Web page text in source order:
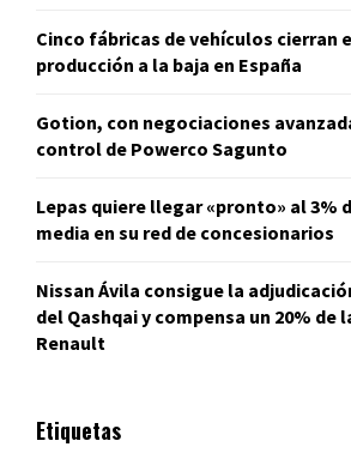
Cinco fábricas de vehículos cierran
producción a la baja en España
Gotion, con negociaciones
control de Powerco Sagunto
Lepas quiere llegar «pronto» al 3%
media en su red de concesionarios
Nissan Ávila consigue la
del Qashqai y compensa un 20% de
Renault
Etiquetas